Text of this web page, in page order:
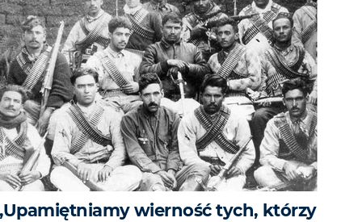
wierność tych, którzy